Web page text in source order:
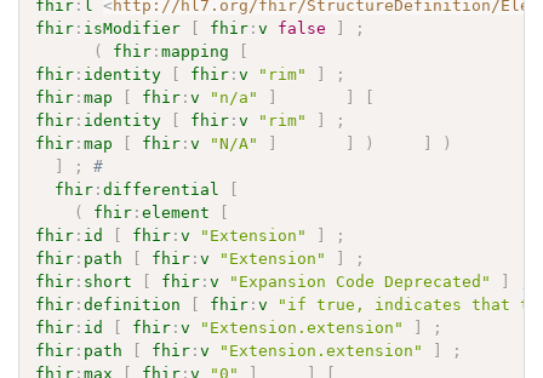
fhir : l <http://hl7.org/fhir/StructureDefinition/
fhir : isModifier fhir :v false
;
(
fhir :mapping
fhir : identity fhir :v "rim"
;
fhir :map fhir :v "n/a"
fhir : identity fhir :v "rim"
;
fhir :map fhir :v "N/A" )
)
;
#
fhir :differential
(
fhir :element
fhir : id fhir :v "Extension"
;
fhir : path fhir :v "Extension"
;
fhir : short fhir :v "Expansion Code Deprecated"
fhir :definition fhir :v
"if true, indicates that the
fhir : id fhir :v "Extension.extension"
;
fhir : path fhir :v "Extension.extension"
;
fhir :max fhir :v "0"